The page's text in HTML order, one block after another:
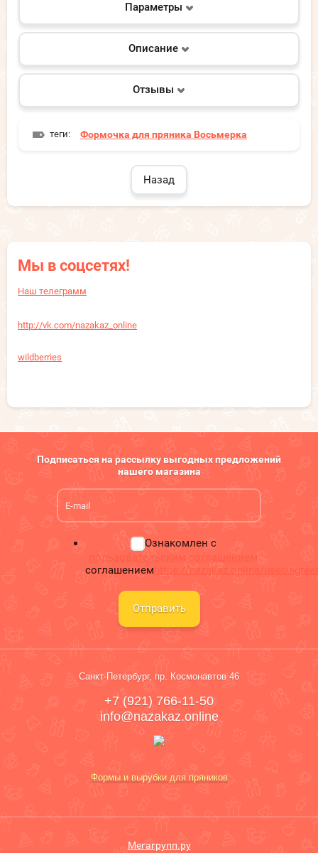
Мы в соцсетях!
Наш телеграмм
http://vk.com/nazakaz_online
wildberries
Параметры
Описание
Отзывы
теги: Формочка для пряника Восьмерка
Назад
Подписаться на рассылку выгодных предложений
нашего магазина
Ознакомлен с
пользовательским соглашением
соглашением https://nazakaz.online/user/
Отправить
Санкт-Петербург, пр. Космонавтов 46
+7 (921) 766-11-50
info@nazakaz.online
Формы и вырубки для пряников
Мегагрупп.ру